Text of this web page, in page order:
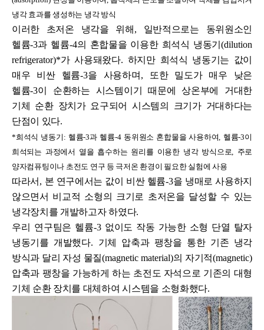
냉각 효과를 생성하는 냉각 방식
이러한 초저온 냉각을 위해 , 일반적으로는 동위원소인
헬륨-3과 헬륨-4의 혼합물을 이용한 희석식 냉동기 (dilution
refrigerator)*가 사용돼왔다. 하지만 희석식 냉동기는 값이
매우 비싼 헬륨-3을 사용하며 ,
또한 밀도가 매우 낮은
헬륨-3이 순환하는 시스템이기 때문에 상온부에 거대한
기체 순환 장치가 요구되어 시스템의 크기가 거대하다는
단점이 있다.
*희석식 냉동기 : 헬륨-3과 헬륨-4 동위원소 혼합물을 사용하여 헬륨-3이
희석되는 과정에서 열을 흡수하는 원리를 이용한 냉각 방식으로
주로
양자컴퓨팅이나 초전도 연구 등 극저온 환경이 필요한 실험에 사용
따라서 , 본 연구에서는 값이 비싼 헬륨-3을 냉매로 사용하지
않으면서 비교적 소형의 크기로 초저온을 달성할 수 있는
냉각장치를 개발하고자 하였다.
우리 연구팀은 헬륨-3 없이도 작동 가능한 소형 단열 탈자
냉동기를 개발했다. 기체 압축과 팽창을 통한 기존 냉각
방식과 달리 자성 물질(magnetic material)의 자기적(magnetic)
압축과 팽창을 가능하게 하는 초전도 자석으로 기존의 대형
기체 순환 장치를 대체하여 시스템을 소형화했다.